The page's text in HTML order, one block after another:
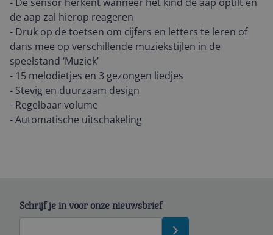
de aap zal hierop reageren
- Druk op de toetsen om cijfers en letters te leren of
dans mee op verschillende muziekstijlen in de
speelstand ‘Muziek’
- 15 melodietjes en 3 gezongen liedjes
- Stevig en duurzaam design
- Regelbaar volume
- Automatische uitschakeling
Schrijf je in voor onze nieuwsbrief